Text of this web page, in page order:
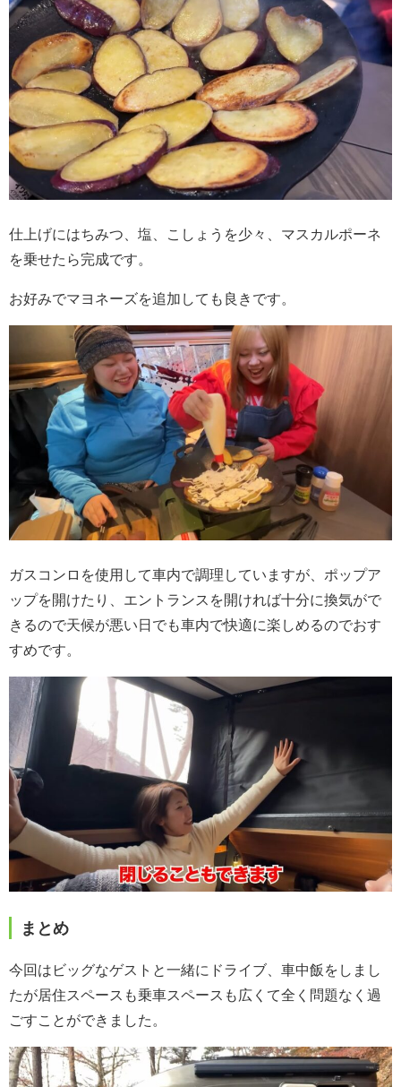
仕上げにはちみつ、塩、こしょうを少々、マスカルポーネ
を乗せたら完成です。
お好みでマヨネーズを追加しても良きです。
ガスコンロを使用して車内で調理していますが、ポップア
ップを開けたり、エントランスを開ければ十分に換気がで
きるので天候が悪い日でも車内で快適に楽しめるのでおす
すめです。
まとめ
今回はビッグなゲストと一緒にドライブ、車中飯をしまし
たが居住スペースも乗車スペースも広くて全く問題なく過
ごすことができました。